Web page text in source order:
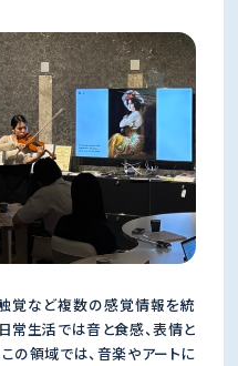
覚など複数の感覚情報を統
常生活では音と食感、表情と
の領域では、音楽やアートに